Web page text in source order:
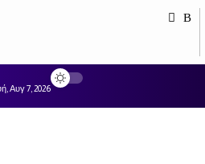
Αυγ 7, 2026